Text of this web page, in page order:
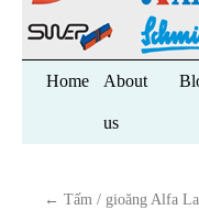
Skip
Home About
us
← Tấm / gioăng Alfa